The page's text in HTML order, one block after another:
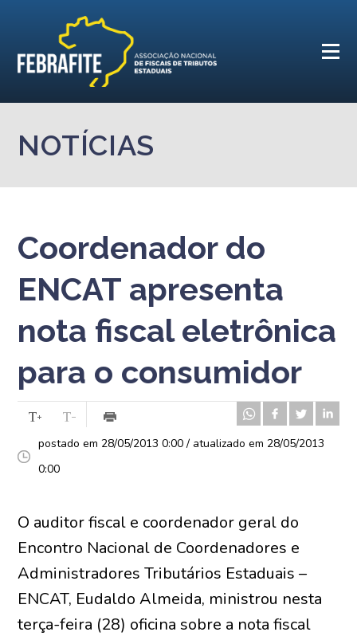
NOTÍCIAS
Coordenador do
ENCAT apresenta
nota fiscal eletrônica
para o consumidor
postado em 28/05/2013 0:00 / atualizado em 28/05/2013
0:00
O auditor fiscal e coordenador geral do
Encontro Nacional de Coordenadores e
Administradores Tributários Estaduais –
ENCAT, Eudaldo Almeida, ministrou nesta
terça-feira (28) oficina sobre a nota fiscal